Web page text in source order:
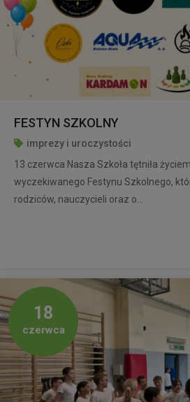
FESTYN SZKOLNY
imprezy i uroczystości
13 czerwca Nasza Szkoła tętniła
wyczekiwanego Festynu Szkolnego,
rodziców, nauczycieli oraz o...
18
czerwca